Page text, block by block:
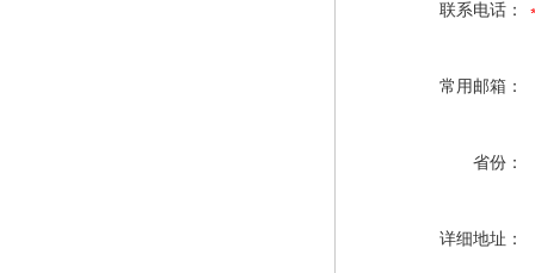
联系电话：
常用邮箱：
省份：
详细地址：